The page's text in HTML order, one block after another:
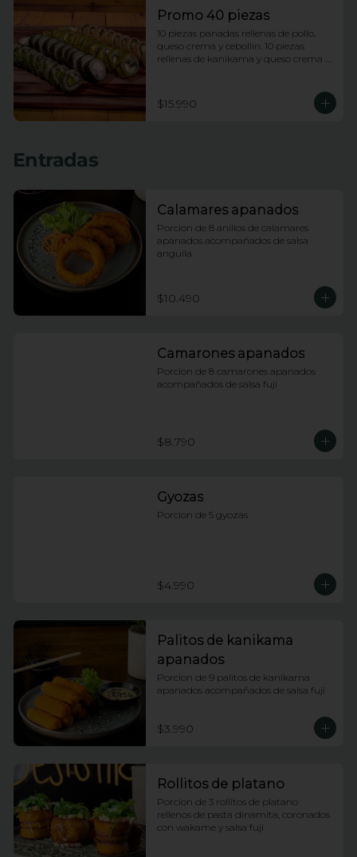
Promo 40 piezas
10 piezas panadas rellenas de pollo,
queso crema y cebollin. 10 piezas
rellenas de kanikama y queso crema
envueltas en ciboulette. 10 piezas
rellenas de champiñones tempura,
$15.990
Entradas
Calamares apanados
Porcion de 8 anillos de calamares
apanados acompañados de salsa
anguila
$10.490
Camarones apanados
Porcion de 8 camarones apanados
acompañados de salsa fuji
$8.790
Gyozas
Porcion de 5 gyozas
$4.990
Palitos de kanikama
apanados
Porcion de 9 palitos de kanikama
apanados acompañados de salsa fuji
$3.990
Rollitos de platano
Porcion de 3 rollitos de platano
rellenos de pasta dinamita, coronados
con wakame y salsa fuji